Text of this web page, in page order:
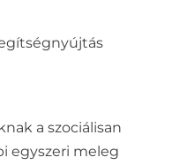
a szociálisan
egyszeri meleg